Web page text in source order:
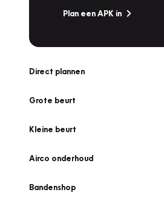
Plan een APK in
Direct plannen
Grote beurt
Kleine beurt
Airco onderhoud
Bandenshop